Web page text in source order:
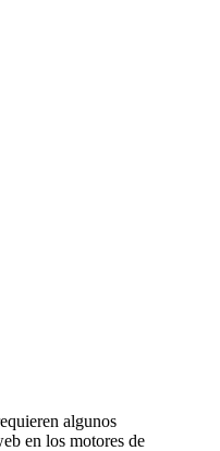
algunos
en los motores de